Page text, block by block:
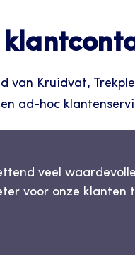
van Kruidvat,
ad-hoc
veel
voor onze